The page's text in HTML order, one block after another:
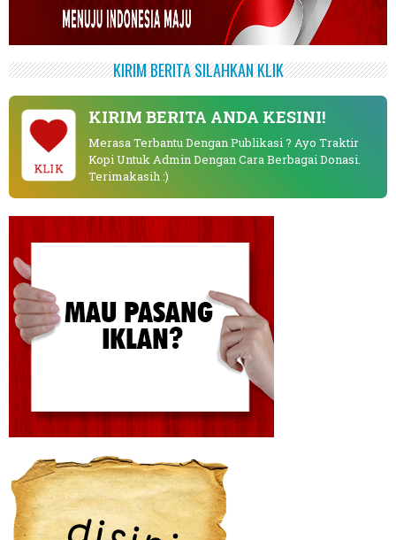
KIRIM BERITA SILAHKAN KLIK
KLIK
KIRIM BERITA ANDA KESINI!
Merasa Terbantu Dengan Publikasi ? Ayo Traktir
Kopi Untuk Admin Dengan Cara Berbagai Donasi.
Terimakasih :)